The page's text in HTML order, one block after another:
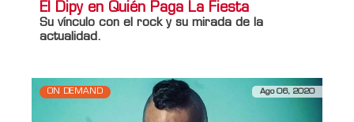
El Dipy en Quién Paga La Fiesta
Su vínculo con el rock y su mirada de la
actualidad.
ON DEMAND Ago 06, 2020